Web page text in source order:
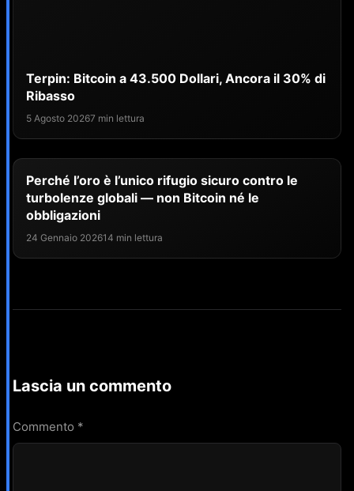
Terpin: Bitcoin a 43.500 Dollari, Ancora il 30% di
Ribasso
5 Agosto 20267 min lettura
Perché l’oro è l’unico rifugio sicuro contro le
turbolenze globali — non Bitcoin né le
obbligazioni
24 Gennaio 202614 min lettura
Lascia un commento
Commento *